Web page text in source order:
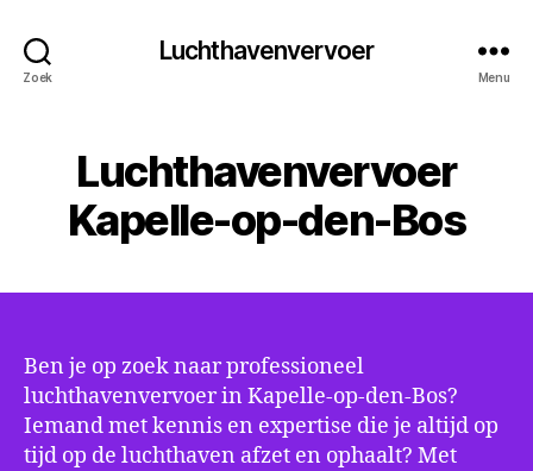
Zoek
Luchthavenvervoer
Menu
Luchthavenvervoer
Kapelle-op-den-Bos
Ben je op zoek naar professioneel
luchthavenvervoer in Kapelle-op-den-Bos?
Iemand met kennis en expertise die je altijd op
tijd op de luchthaven afzet en ophaalt? Met